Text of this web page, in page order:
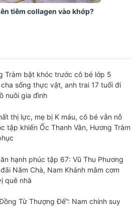
tiêm collagen vào khớp?
Tràm bật khóc trước cô bé lớp 5
sống thực vật, anh trai 17 tuổi đi
nuôi gia đình
thị lực, mẹ bị K máu, cô bé vẫn nỗ
tập khiến Ốc Thanh Vân, Hương Tràm
hạnh phúc tập 67: Vũ Thu Phương
Năm Chà, Nam Khánh mâm cơm
quê nhà
Từ Thượng Đế”: Nam chính suy